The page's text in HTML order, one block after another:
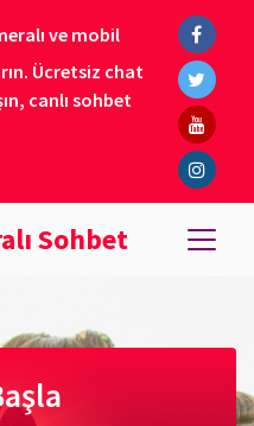
ve mobil
Ücretsiz chat
canlı sohbet
Sohbet